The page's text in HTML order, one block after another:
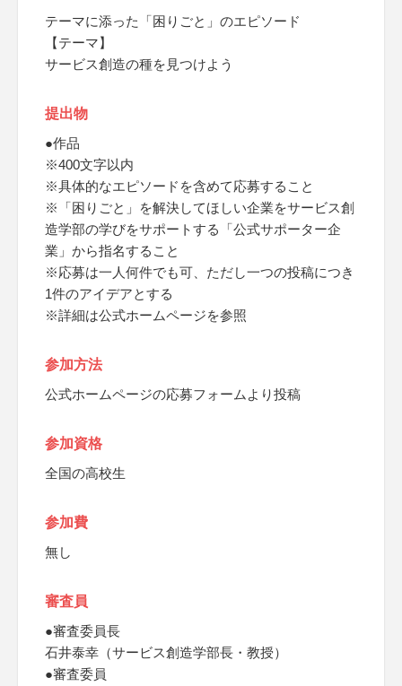
テーマに添った「困りごと」のエピソード
【テーマ】
サービス創造の種を見つけよう
提出物
●作品
※400文字以内
※具体的なエピソードを含めて応募すること
※「困りごと」を解決してほしい企業をサービス創
造学部の学びをサポートする「公式サポーター企
業」から指名すること
※応募は一人何件でも可、ただし一つの投稿につき
1件のアイデアとする
※詳細は公式ホームページを参照
参加方法
公式ホームページの応募フォームより投稿
参加資格
全国の高校生
参加費
無し
審査員
●審査委員長
石井泰幸（サービス創造学部長・教授）
●審査委員